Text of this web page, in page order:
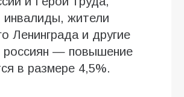
инвалиды, жители
Ленинграда и другие
россиян — повышение
в размере 4,5%.